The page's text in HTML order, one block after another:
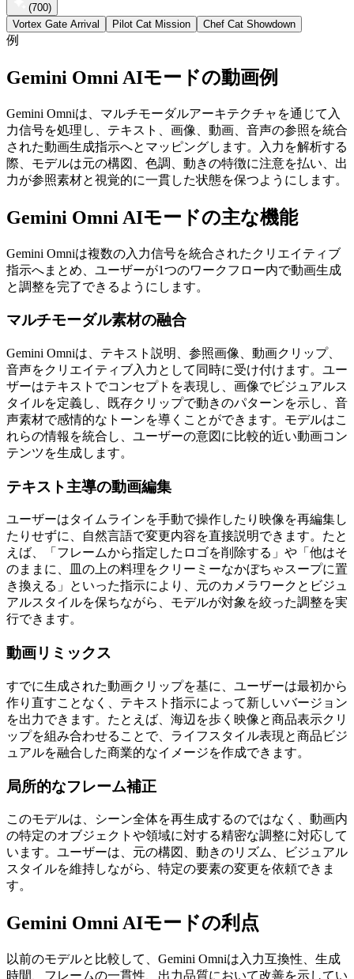
(700)
Vortex Gate Arrival
Pilot Cat Mission Chef Cat Showdown
例
Gemini Omni AIモードの動画例
Gemini Omniは、マルチモーダルアーキテクチャを通じて入
力信号を処理し、テキスト、画像、動画、音声の参照を統合
された動画生成指示へとマッピングします。入力を解析する
際、モデルは元の構図、色調、動きの特徴に注意を払い、出
力が参照素材と視覚的に一貫した状態を保つようにします。
Gemini Omni AIモードの主な機能
Gemini Omniは複数の入力信号を統合されたクリエイティブ
指示へまとめ、ユーザーが1つのワークフロー内で動画生成
と調整を完了できるようにします。
マルチモーダル素材の融合
Gemini Omniは、テキスト説明、参照画像、動画クリップ、
音声をクリエイティブ入力として同時に受け付けます。ユー
ザーはテキストでコンセプトを表現し、画像でビジュアルス
タイルを定義し、既存クリップで動きのパターンを示し、音
声素材で感情的なトーンを導くことができます。モデルはこ
れらの情報を統合し、ユーザーの意図に比較的近い動画コン
テンツを生成します。
テキスト主導の動画編集
ユーザーはタイムラインを手動で操作したり映像を再編集し
たりせずに、自然言語で変更内容を直接説明できます。たと
えば、「フレームから指定したロゴを削除する」や「他はそ
のままに、皿の上の料理をクリーミーなかぼちゃスープに置
き換える」といった指示により、元のカメラワークとビジュ
アルスタイルを保ちながら、モデルが対象を絞った調整を実
行できます。
動画リミックス
すでに生成された動画クリップを基に、ユーザーは最初から
作り直すことなく、テキスト指示によって新しいバージョン
を出力できます。たとえば、海辺を歩く映像と商品表示クリ
ップを組み合わせることで、ライフスタイル表現と商品ビジ
ュアルを融合した商業的なイメージを作成できます。
局所的なフレーム補正
このモデルは、シーン全体を再生成するのではなく、動画内
の特定のオブジェクトや領域に対する精密な調整に対応して
います。ユーザーは、元の構図、動きのリズム、ビジュアル
スタイルを維持しながら、特定の要素の変更を依頼できま
す。
Gemini Omni AIモードの利点
以前のモデルと比較して、Gemini Omniは入力互換性、生成
時間、フレームの一貫性、出力品質において改善を示してい